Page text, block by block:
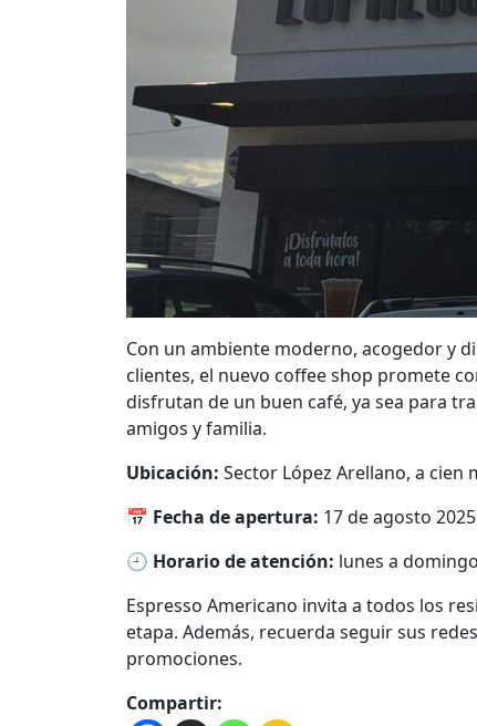
Con un ambiente moderno, acogedor y
clientes, el nuevo coffee shop promete
disfrutan de un buen café, ya sea para
amigos y familia.
Ubicación: Sector López Arellano, a
📅 Fecha de apertura: 17 de agosto 2025
🕘 Horario de atención: lunes a
Espresso Americano invita a todos los
etapa. Además, recuerda seguir sus
promociones.
Compartir: